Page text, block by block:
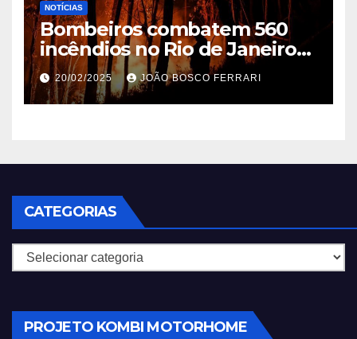
NOTÍCIAS
Bombeiros combatem 560
incêndios no Rio de Janeiro
em 2025
20/02/2025 JOÃO BOSCO FERRARI
CATEGORIAS
Categorias
PROJETO KOMBI MOTORHOME